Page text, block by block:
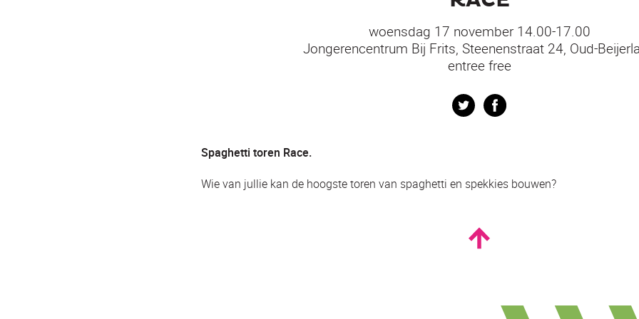
woensdag 17 november 14.00-17.00
Jongerencentrum Bij Frits, Steenenstraat 24, Oud-
entree free
Twitter
Spaghetti toren Race.
Wie van jullie kan de hoogste toren van spaghetti en spekkies bouwen?